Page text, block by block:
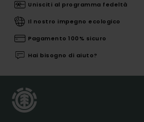
Unisciti al programma fedeltà
Il nostro impegno ecologico
Pagamento 100% sicuro
Hai bisogno di aiuto?